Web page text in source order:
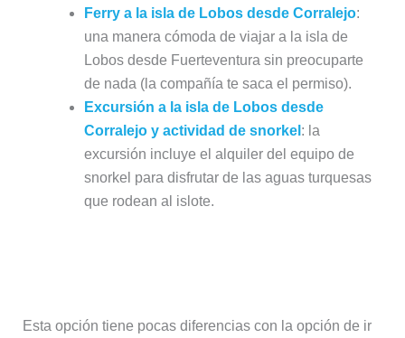
Ferry a la isla de Lobos desde Corralejo:
una manera cómoda de viajar a la isla de
Lobos desde Fuerteventura sin preocuparte
de nada (la compañía te saca el permiso).
Excursión a la isla de Lobos desde
Corralejo y actividad de snorkel : la
excursión incluye el alquiler del equipo de
snorkel para disfrutar de las aguas turquesas
que rodean al islote.
Esta opción tiene pocas diferencias con la opción de ir